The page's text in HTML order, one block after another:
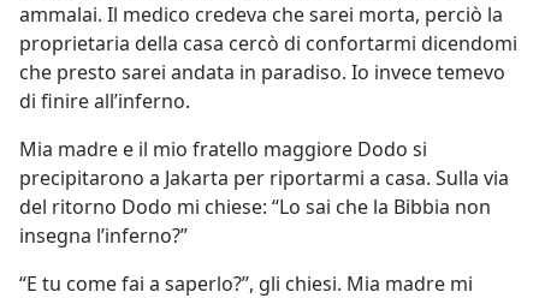
ammalai. Il medico credeva che sarei morta, perciò la
proprietaria della casa cercò di confortarmi dicendomi
che presto sarei andata in paradiso. Io invece temevo
di finire all’inferno.
Mia madre e il mio fratello maggiore Dodo si
precipitarono a Jakarta per riportarmi a casa. Sulla via
del ritorno Dodo mi chiese: “Lo sai che la Bibbia non
insegna l’inferno?”
“E tu come fai a saperlo?”, gli chiesi. Mia madre mi